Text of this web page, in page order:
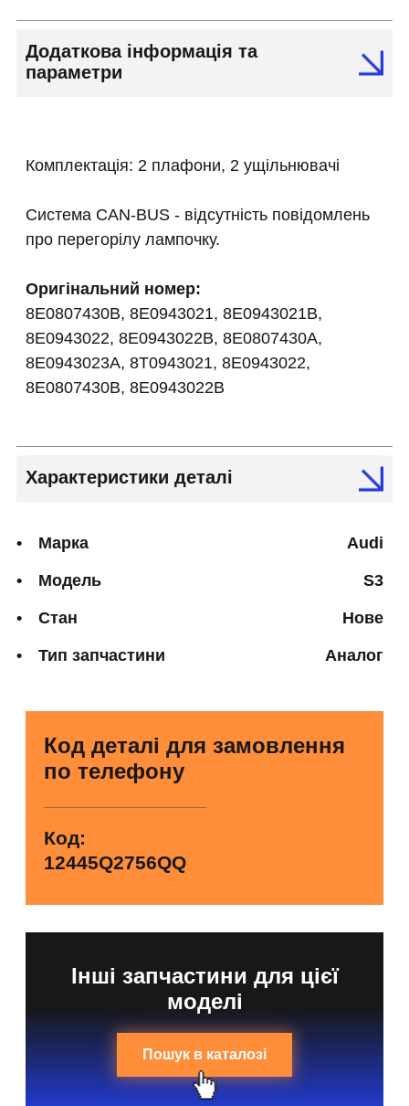
Додаткова інформація та
параметри
Комплектація: 2 плафони, 2 ущільнювачі
Система CAN-BUS - відсутність повідомлень
про перегорілу лампочку.
Оригінальний номер:
8E0807430B, 8E0943021, 8E0943021B,
8E0943022, 8E0943022B, 8E0807430A,
8E0943023A, 8T0943021, 8E0943022,
8E0807430B, 8E0943022B
Характеристики деталі
Марка Audi
Модель S3
Стан Нове
Тип запчастини Аналог
Код деталі для замовлення
по телефону
Код:
12445Q2756QQ
Інші запчастини для цієї
моделі
Пошук в каталозі